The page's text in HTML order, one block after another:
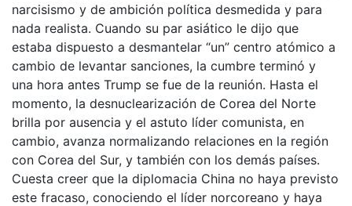
narcisismo y de ambición política desmedida y para
nada realista. Cuando su par asiático le dijo que
estaba dispuesto a desmantelar “un” centro atómico a
cambio de levantar sanciones, la cumbre terminó y
una hora antes Trump se fue de la reunión. Hasta el
momento, la desnuclearización de Corea del Norte
brilla por ausencia y el astuto líder comunista, en
cambio, avanza normalizando relaciones en la región
con Corea del Sur, y también con los demás países.
Cuesta creer que la diplomacia China no haya previsto
este fracaso, conociendo el líder norcoreano y haya